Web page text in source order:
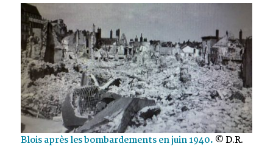
Blois après les bombardements en juin 1940. © D.R.